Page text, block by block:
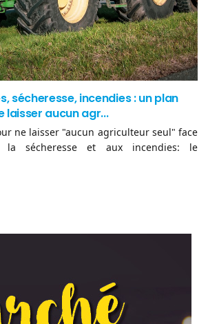
sécheresse, incendies : un plan
laisser aucun agr...
ne laisser "aucun agriculteur seul" face
la sécheresse et aux incendies: le